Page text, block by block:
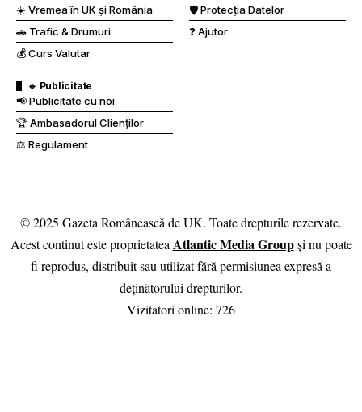
☀️ Vremea în UK și România
🚗 Trafic & Drumuri
💰 Curs Valutar
🛡️ Protecția Datelor
❓ Ajutor
🔹 Publicitate
📢 Publicitate cu noi
🏆 Ambasadorul Clienților
⚖️ Regulament
© 2025 Gazeta Românească de UK. Toate drepturile rezervate.
Acest continut este proprietatea Atlantic Media Groupși nu poate
fi reprodus, distribuit sau utilizat fără permisiunea expresă a
deținătorului drepturilor.
Vizitatori online: 699